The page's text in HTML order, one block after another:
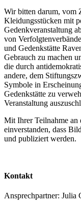
Wir bitten darum, vom
Kleidungsstücken mit
Gedenkveranstaltung
von
und Gedenkstätte
Gebrauch zu machen
die durch
andere, dem
Symbole in
Gedenkstätte zu
Veranstaltung
Mit Ihrer Teilnahme an
einverstanden, dass
und publiziert werden.
Kontakt
Ansprechpartner: Julia